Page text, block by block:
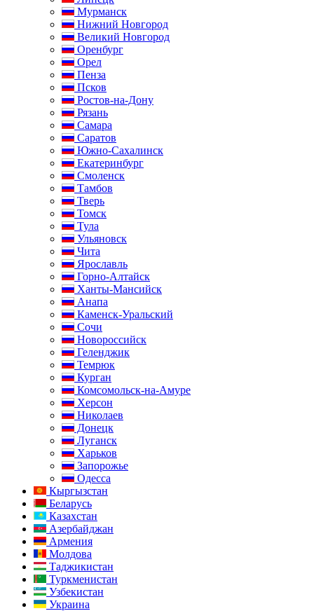
Мурманск
Нижний Новгород
Великий Новгород
Оренбург
Орел
Пенза
Псков
Ростов-на-Дону
Рязань
Самара
Саратов
Южно-Сахалинск
Екатеринбург
Смоленск
Тамбов
Тверь
Томск
Тула
Ульяновск
Чита
Ярославль
Горно-Алтайск
Ханты-Мансийск
Анапа
Каменск-Уральский
Сочи
Новороссийск
Геленджик
Темрюк
Курган
Комсомольск-на-Амуре
Херсон
Николаев
Донецк
Луганск
Харьков
Запорожье
Одесса
Кыргызстан
Беларусь
Казахстан
Азербайджан
Армения
Молдова
Таджикистан
Туркменистан
Узбекистан
Украина